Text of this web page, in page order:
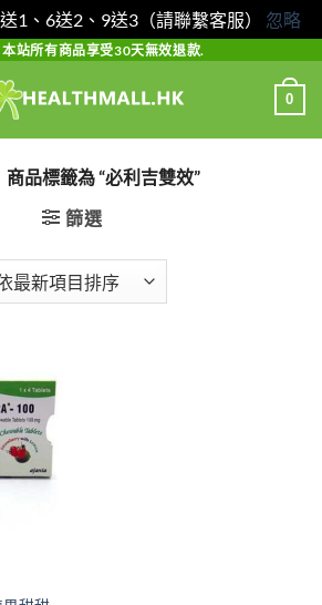
1、6送2、9送3（請聯繫客服） 忽略
站所有商品享受30天無效退款.
0
商品標籤為 “必利吉雙效”
篩選